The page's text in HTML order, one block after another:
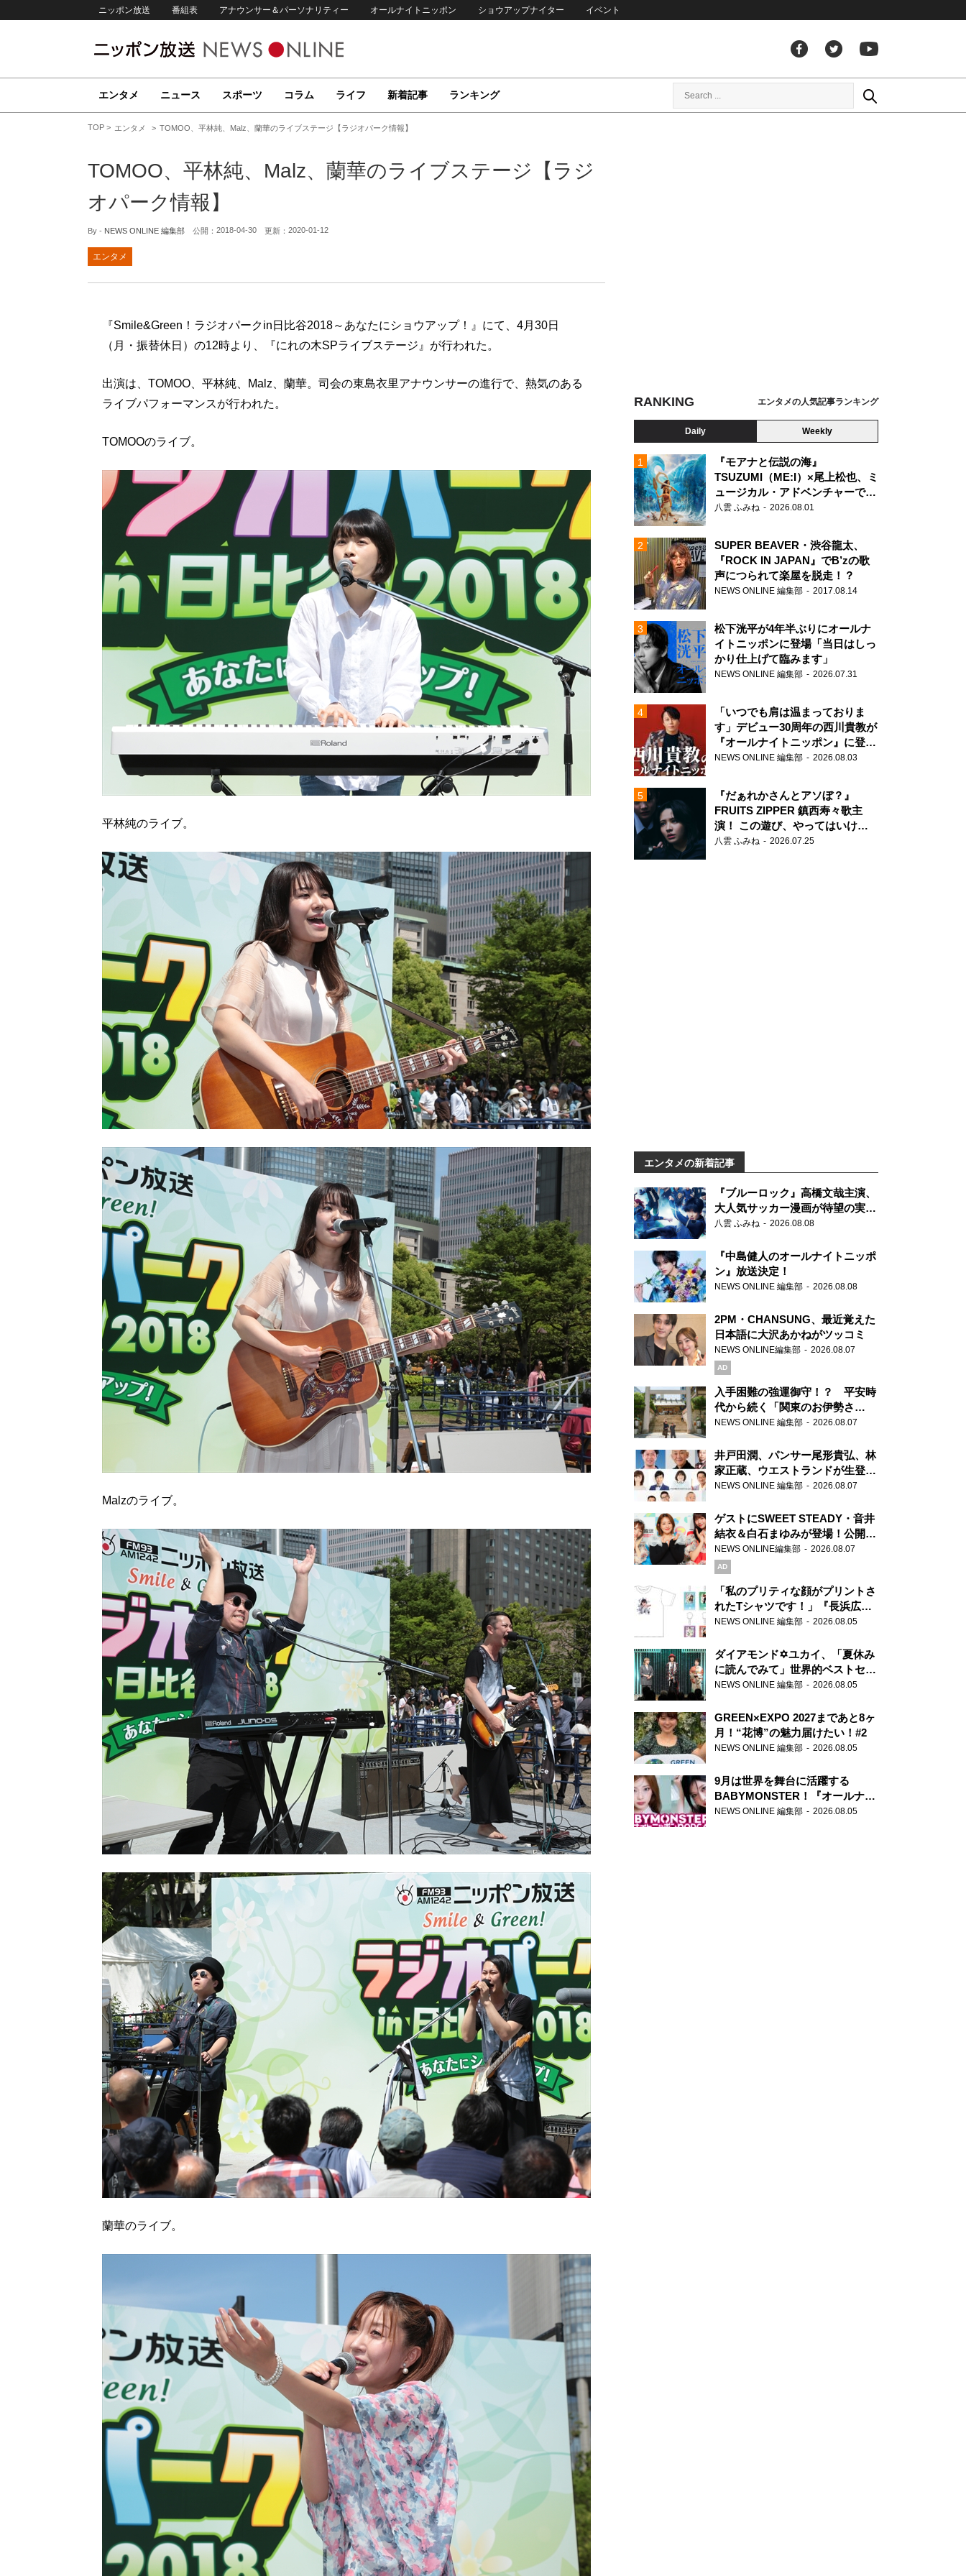
ニッポン放送 番組表 アナウンサー＆パーソナリティー オールナイトニッポン ショウアップナイター イベント
エンタメ ニュース スポーツ コラム ライフ 新着記事 ランキング
TOP エンタメ TOMOO、平林純、Malz、蘭華のライブステージ【ラジオパーク情報】
TOMOO、平林純、Malz、蘭華のライブステージ【ラジ
オパーク情報】
By - NEWS ONLINE 編集部 公開： 2018-04-30 更新： 2020-01-12
エンタメ
『Smile&Green！ラジオパークin日比谷2018～あなたにショウアップ！』にて、4月30日
（月・振替休日）の12時より、『にれの木SPライブステージ』が行われた。
出演は、TOMOO、平林純、Malz、蘭華。司会の東島衣里アナウンサーの進行で、熱気のある
ライブパフォーマンスが行われた。
TOMOOのライブ。
平林純のライブ。
Malzのライブ。
蘭華のライブ。
RANKING エンタメの人気記事ランキング
Daily Weekly
『モアナと伝説の海』
TSUZUMI（ME:I）×尾上松也、ミ
ュージカル・アドベンチャーで美
声を響かせる
八雲 ふみね 2026.08.01
SUPER BEAVER・渋谷龍太、
『ROCK IN JAPAN』でB’zの歌
声につられて楽屋を脱走！？
NEWS ONLINE 編集部 2017.08.14
松下洸平が4年半ぶりにオールナ
イトニッポンに登場「当日はしっ
かり仕上げて臨みます」
NEWS ONLINE 編集部 2026.07.31
「いつでも肩は温まっておりま
す」デビュー30周年の西川貴教が
『オールナイトニッポン』に登
場！
NEWS ONLINE 編集部 2026.08.03
『だぁれかさんとアソぼ？』
FRUITS ZIPPER 鎮西寿々歌主
演！ この遊び、やってはいけま
せん。
八雲 ふみね 2026.07.25
エンタメの新着記事
『ブルーロック』高橋文哉主演、
大人気サッカー漫画が待望の実写
映画に
八雲 ふみね 2026.08.08
『中島健人のオールナイトニッポ
ン』放送決定！
NEWS ONLINE 編集部 2026.08.08
2PM・CHANSUNG、最近覚えた
日本語に大沢あかねがツッコミ
NEWS ONLINE編集部 2026.08.07
AD
入手困難の強運御守！？ 平安時
代から続く「関東のお伊勢さ
ま」、芝大神宮にてランパンプス
NEWS ONLINE 編集部 2026.08.07
井戸田潤、パンサー尾形貴弘、林
家正蔵、ウエストランドが生登
場！『ラジオビバリー昼ズ』
NEWS ONLINE 編集部 2026.08.07
ゲストにSWEET STEADY・音井
結衣＆白石まゆみが登場！公開収
録で素顔全開！
NEWS ONLINE編集部 2026.08.07
AD
「私のプリティな顔がプリントさ
れたTシャツです！」『長浜広奈
天下無双』初の番組グッズ発売
NEWS ONLINE 編集部 2026.08.05
ダイアモンド✡ユカイ、「夏休み
に読んでみて」世界的ベストセラ
ー『アナスタシア』を紹介
NEWS ONLINE 編集部 2026.08.05
GREEN×EXPO 2027まであと8ヶ
月！“花博”の魅力届けたい！#2
NEWS ONLINE 編集部 2026.08.05
9月は世界を舞台に活躍する
BABYMONSTER！『オールナイ
トニッポンPODCAST』月替わり
NEWS ONLINE 編集部 2026.08.05